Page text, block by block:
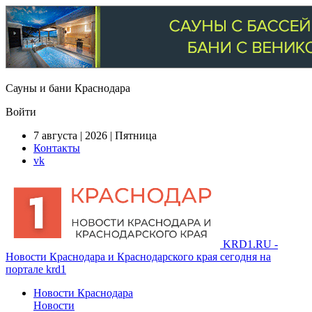
Сауны и бани Краснодара
Войти
7 августа | 2026 | Пятница
Контакты
vk
KRD1.RU -
Новости Краснодара и Краснодарского края сегодня на
портале krd1
Новости Краснодара
Новости